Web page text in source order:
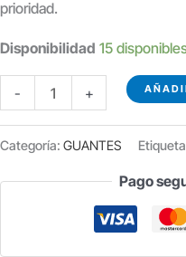
prioridad.
Disponibilidad 15
-
GUANTES
DE
NITRILO
PREMIUM
+
Categoría: GUANTES
Pago